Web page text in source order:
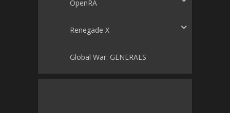
OpenRA
Renegade X
Global War: GENERALS